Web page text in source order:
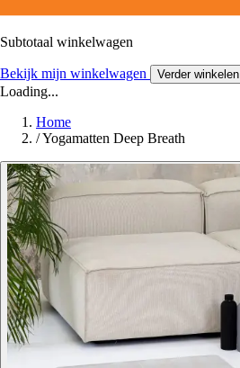
Subtotaal winkelwagen
Bekijk mijn winkelwagen Verder winkelen
Loading...
Home
/Yogamatten Deep Breath